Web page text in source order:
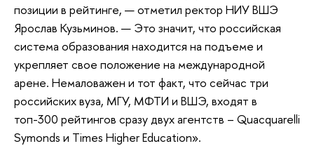
позиции в рейтинге, — отметил ректор НИУ ВШЭ
Ярослав Кузьминов. — Это значит, что российская
система образования находится на подъеме и
укрепляет свое положение на международной
арене. Немаловажен и тот факт, что сейчас три
российских вуза, МГУ, МФТИ и ВШЭ, входят в
топ-300 рейтингов сразу двух агентств – Quacquarelli
Symonds и Times Higher Education».